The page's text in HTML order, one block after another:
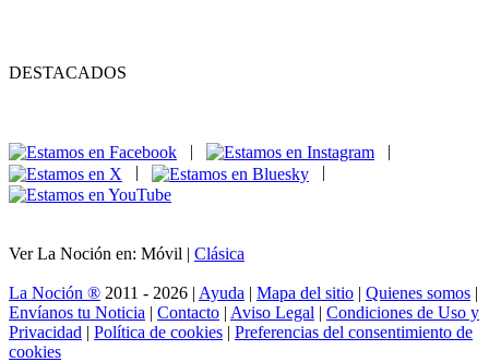
DESTACADOS
|
|
|
|
Ver La Noción en: Móvil | Clásica
La Noción ® 2011 - 2026 | Ayuda | Mapa del sitio | Quienes somos |
Envíanos tu Noticia | Contacto | Aviso Legal | Condiciones de Uso y
Privacidad | Política de cookies | Preferencias del consentimiento de
cookies